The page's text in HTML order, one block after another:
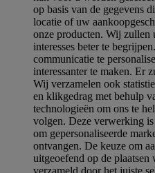
op basis van de gegevens
locatie of uw
onze producten. Wij zullen
interesses beter te
communicatie te
interessanter te maken. Er
Wij verzamelen ook
en klikgedrag met behulp
technologieën om ons te
volgen. Deze verwerking
om gepersonaliseerde
ontvangen. De keuze om
uitgeoefend op de plaatsen
verzameld door het juiste